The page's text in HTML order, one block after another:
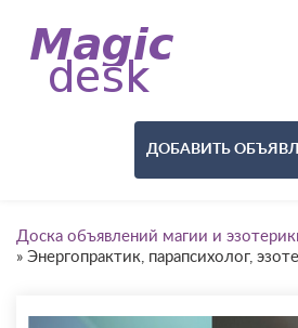
ДОБАВИТЬ
Доска объявлений магии и
» Энергопрактик, парапсихолог,